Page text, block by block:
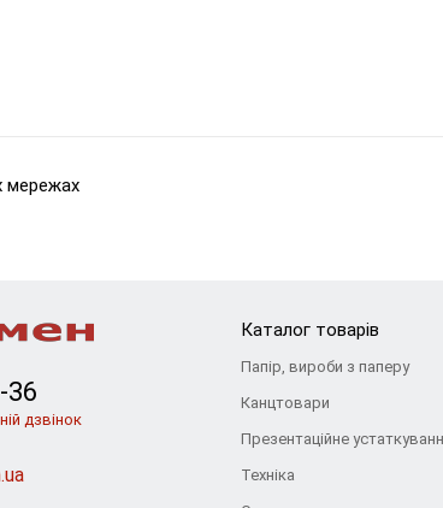
мережах
36
дзвінок
Каталог товарів
Папір, вироби з паперу
Канцтовари
Презентаційне
Техніка